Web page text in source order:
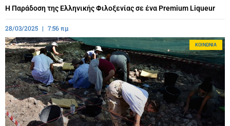
Η Παράδοση της Ελληνικής Φιλοξενίας σε ένα Premium Liqueur
28/03/2025 7:56 πμ
ΚΟΙΝΩΝΊΑ